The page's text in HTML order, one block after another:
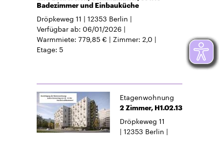
Badezimmer und Einbauküche
Dröpkeweg 11 12353 Berlin
Verfügbar ab 06/01/2026
Warmmiete 779,85 € Zimmer 2,0
Etage 5
Etagenwohnung
2 Zimmer, H1.02.13
Dröpkeweg 11
12353 Berlin